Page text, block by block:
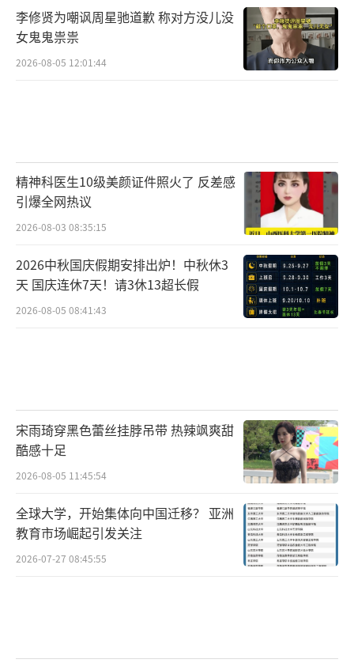
李修贤为嘲讽周星驰道歉 称对方没儿没
女鬼鬼祟祟
2026-08-05 12:01:44
精神科医生10级美颜证件照火了 反差感
引爆全网热议
2026-08-03 08:35:15
2026中秋国庆假期安排出炉！中秋休3
天 国庆连休7天！请3休13超长假
2026-08-05 08:41:43
宋雨琦穿黑色蕾丝挂脖吊带 热辣飒爽甜
酷感十足
2026-08-05 11:45:54
全球大学，开始集体向中国迁移？ 亚洲
教育市场崛起引发关注
2026-07-27 08:45:55